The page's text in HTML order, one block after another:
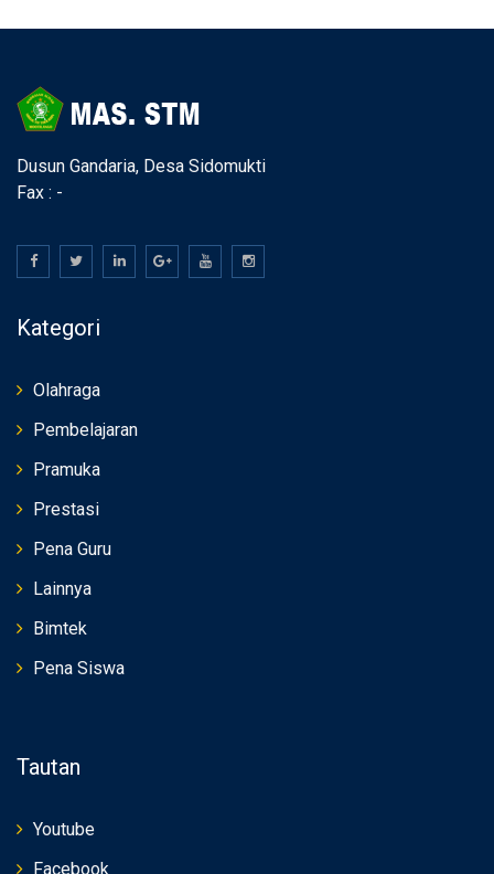
Dusun Gandaria, Desa Sidomukti
Fax : -
Kategori
Olahraga
Pembelajaran
Pramuka
Prestasi
Pena Guru
Lainnya
Bimtek
Pena Siswa
Tautan
Youtube
Facebook